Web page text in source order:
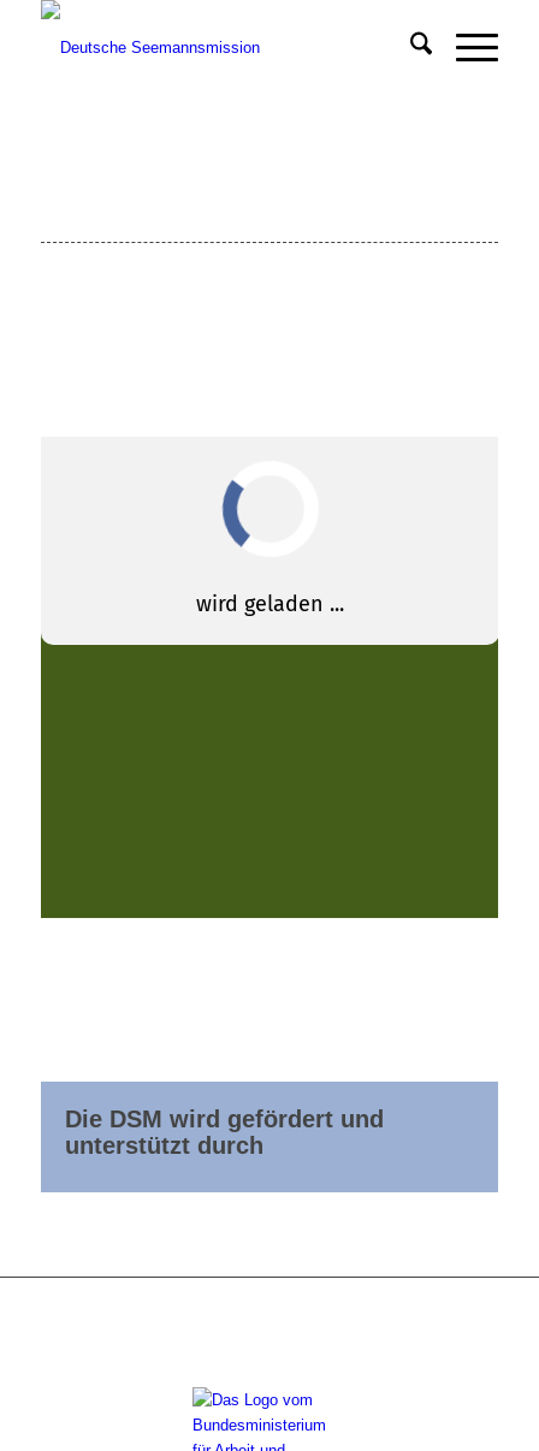
Die DSM wird gefördert und
unterstützt durch